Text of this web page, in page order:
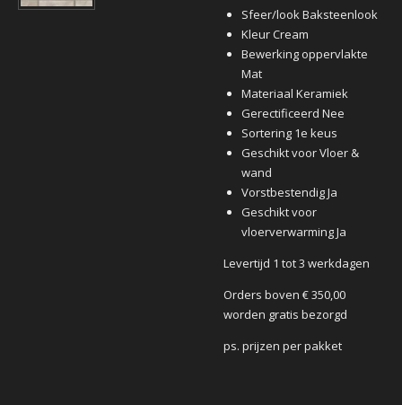
Sfeer/look Baksteenlook
Kleur Cream
Bewerking oppervlakte
Mat
Materiaal Keramiek
Gerectificeerd Nee
Sortering 1e keus
Geschikt voor Vloer &
wand
Vorstbestendig Ja
Geschikt voor
vloerverwarming Ja
Levertijd 1 tot 3 werkdagen
Orders boven € 350,00
worden gratis bezorgd
ps. prijzen per pakket